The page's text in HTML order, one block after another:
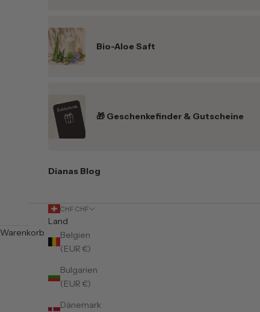
Bio-Aloe Saft
🎁 Geschenkefinder & Gutscheine
Dianas Blog
CHF CHF
Land
Belgien
(EUR €)
Bulgarien
(EUR €)
Dänemark
Warenkorb